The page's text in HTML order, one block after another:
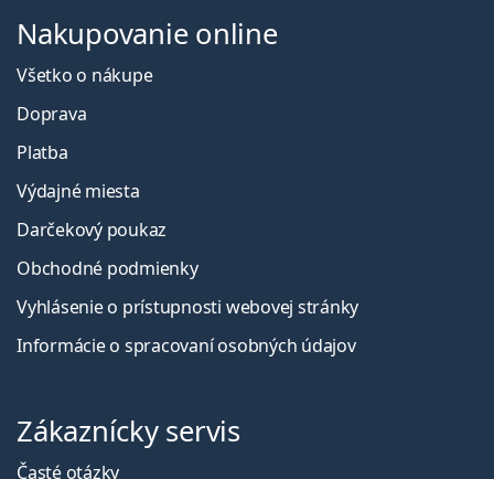
Nakupovanie online
Všetko o nákupe
Doprava
Platba
Výdajné miesta
Darčekový poukaz
Obchodné podmienky
Vyhlásenie o prístupnosti webovej stránky
Informácie o spracovaní osobných údajov
Zákaznícky servis
Časté otázky